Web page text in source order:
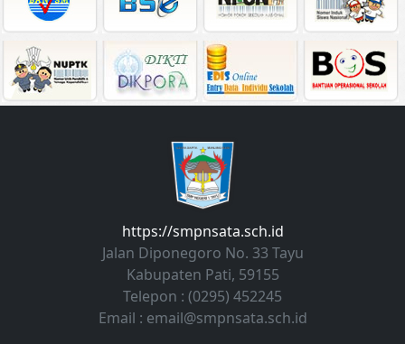
https://smpnsata.sch.id
Jalan Diponegoro No. 33 Tayu
Kabupaten Pati, 59155
Telepon : (0295) 452245
Email : email@smpnsata.sch.id